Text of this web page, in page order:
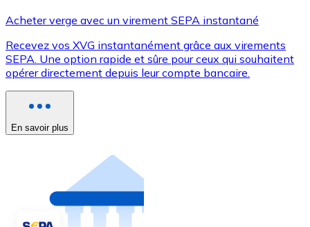
Acheter verge avec un virement SEPA instantané
Recevez vos XVG instantanément grâce aux virements
SEPA. Une option rapide et sûre pour ceux qui souhaitent
opérer directement depuis leur compte bancaire.
En savoir plus